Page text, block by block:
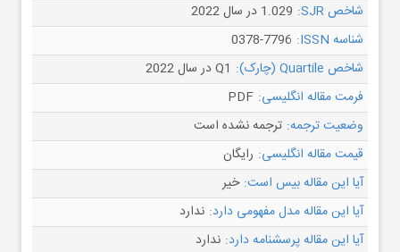
شاخص SJR:
1.029 در سال 2022
شناسه ISSN:
0378-7796
شاخص Quartile (چارک):
Q1 در سال 2022
فرمت مقاله انگلیسی: PDF
وضعیت ترجمه: ترجمه نشده است
قیمت مقاله انگلیسی: رایگان
آیا این مقاله بیس است: خیر
آیا این مقاله مدل مفهومی دارد: ندارد
آیا این مقاله پرسشنامه دارد: ندارد